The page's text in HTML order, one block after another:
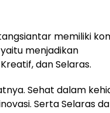
memiliki
menjadikan
dan Selaras.
Sehat dalam
Serta Selaras